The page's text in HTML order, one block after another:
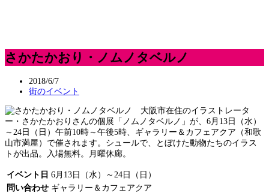
さかたかおり・ノムノタベルノ
2018/6/7
街のイベント
大阪市在住のイラストレータ
ー・さかたかおりさんの個展「ノムノタベルノ」が、6月13日（水）
～24日（日）午前10時～午後5時、ギャラリー＆カフェアクア（和歌
山市満屋）で催されます。シュールで、とぼけた動物たちのイラス
トが出品。入場無料。月曜休廊。
イベント日 6月13日（水）～24日（日）
問い合わせ ギャラリー＆カフェアクア